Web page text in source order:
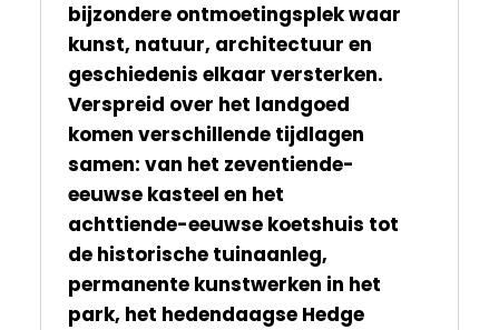
bijzondere ontmoetingsplek waar
kunst, natuur, architectuur en
geschiedenis elkaar versterken.
Verspreid over het landgoed
komen verschillende tijdlagen
samen: van het zeventiende-
eeuwse kasteel en het
achttiende-eeuwse koetshuis tot
de historische tuinaanleg,
permanente kunstwerken in het
park, het hedendaagse Hedge